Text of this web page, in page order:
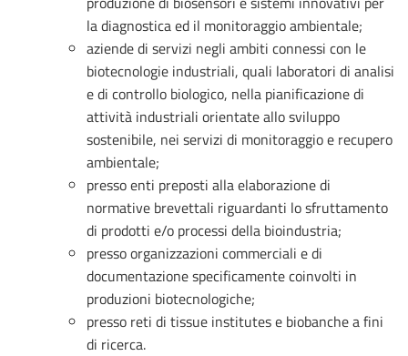
la diagnostica ed il monitoraggio ambientale;
aziende di servizi negli ambiti connessi con le
biotecnologie industriali, quali laboratori di analisi
e di controllo biologico, nella pianificazione di
attività industriali orientate allo sviluppo
sostenibile, nei servizi di monitoraggio e recupero
ambientale;
presso enti preposti alla elaborazione di
normative brevettali riguardanti lo sfruttamento
di prodotti e/o processi della bioindustria;
presso organizzazioni commerciali e di
documentazione specificamente coinvolti in
produzioni biotecnologiche;
presso reti di tissue institutes e biobanche a fini
di ricerca.